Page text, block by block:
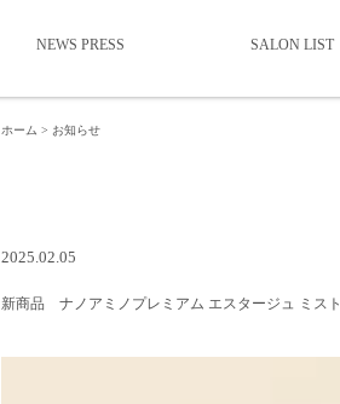
NEWS PRESS SALON LIST
ホーム お知らせ
2025.02.05
新商品 ナノアミノプレミアム エスタージュ ミスト